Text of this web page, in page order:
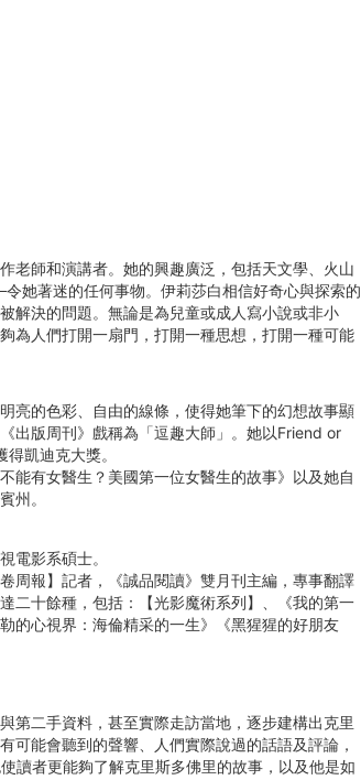
老師和演講者。她的興趣廣泛，包括天文學、火山
她著迷的任何事物。伊莉莎白相信好奇心與探索的
解決的問題。無論是為兒童或成人寫小說或非小
為人們打開一扇門，打開一種思想，打開一種可能
亮的色彩、自由的線條，使得她筆下的幻想故事顯
出版周刊》戲稱為「逗趣大師」。她以Friend or
凱迪克大獎。
能有女醫生？美國第一位女醫生的故事》以及她自
州。
電影系碩士。
周報】記者，《誠品閱讀》雙月刊主編，專事翻譯
二十餘種，包括：【光影魔術系列】、《我的第一
的心視界：海倫精采的一生》《黑猩猩的好朋友
第二手資料，甚至實際走訪當地，逐步建構出克里
可能會聽到的聲響、人們實際說過的話語及評論，
讀者更能夠了解克里斯多佛里的故事，以及他是如